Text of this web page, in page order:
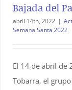
Bajada del
abril 14th, 2022 |
Semana Santa 2022
El 14 de abril de
Tobarra, el grupo